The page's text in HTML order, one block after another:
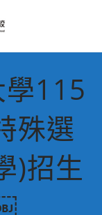
115
殊選
)招生